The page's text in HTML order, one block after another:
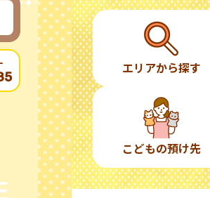
エリアから探す
こどもの預け先